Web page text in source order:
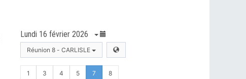
Lundi 16 février 2026
Réunion 8 - CARLISLE
1 3 4 5 7 8